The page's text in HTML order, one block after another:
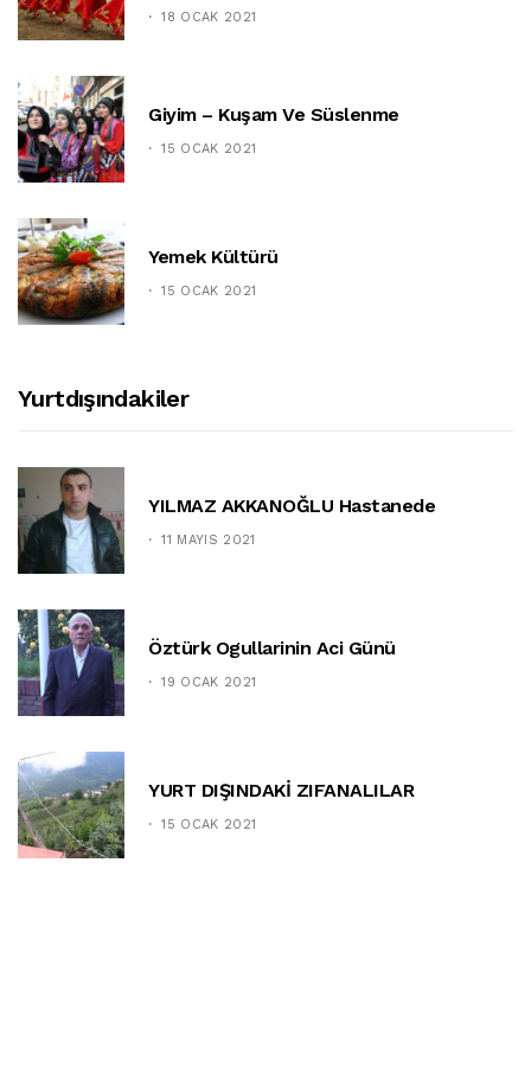
18 OCAK 2021
Giyim – Kuşam Ve Süslenme
15 OCAK 2021
Yemek Kültürü
15 OCAK 2021
Yurtdışındakiler
YILMAZ AKKANOĞLU Hastanede
11 MAYIS 2021
Öztürk Ogullarinin Aci Günü
19 OCAK 2021
YURT DIŞINDAKİ ZIFANALILAR
15 OCAK 2021